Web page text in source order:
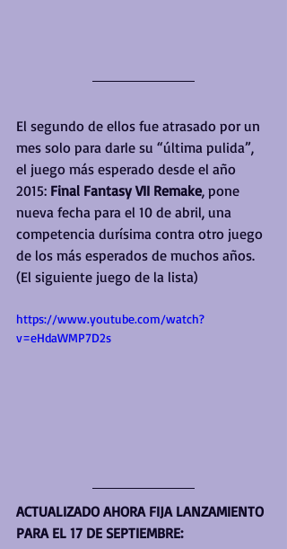
El segundo de ellos fue atrasado por un
mes solo para darle su “última pulida”,
el juego más esperado desde el año
2015: Final Fantasy VII Remake, pone
nueva fecha para el 10 de abril, una
competencia durísima contra otro juego
de los más esperados de muchos años.
(El siguiente juego de la lista)
https://www.youtube.com/watch?
v=eHdaWMP7D2s
ACTUALIZADO AHORA FIJA LANZAMIENTO
PARA EL 17 DE SEPTIEMBRE: